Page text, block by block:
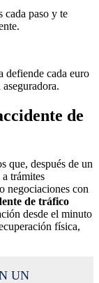
cada paso y te
defiende cada euro
de
que, después de un
trámites
negociaciones con
de tráfico
desde el minuto
física,
UN